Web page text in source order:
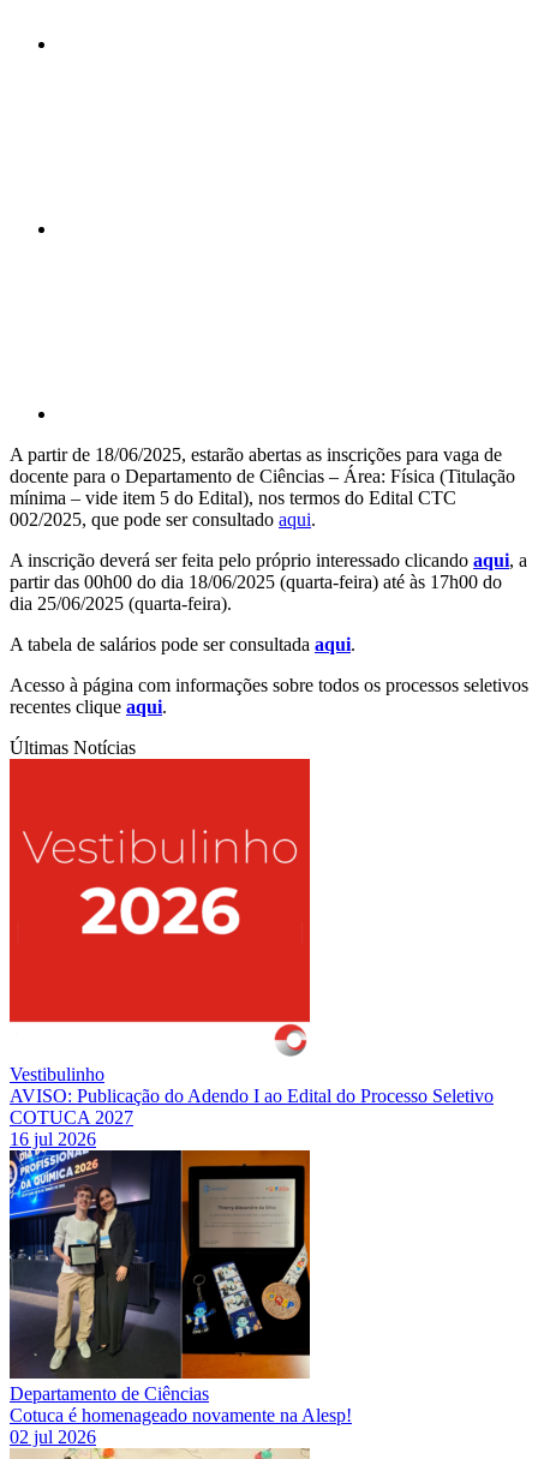
A partir de 18/06/2025, estarão abertas as inscrições para vaga de
docente para o Departamento de Ciências – Área: Física (Titulação
mínima – vide item 5 do Edital), nos termos do Edital CTC
002/2025, que pode ser consultado aqui.
A inscrição deverá ser feita pelo próprio interessado clicando aqui, a
partir das 00h00 do dia 18/06/2025 (quarta-feira) até às 17h00 do
dia 25/06/2025 (quarta-feira).
A tabela de salários pode ser consultada aqui.
Acesso à página com informações sobre todos os processos seletivos
recentes clique aqui.
Últimas Notícias
Vestibulinho
AVISO: Publicação do Adendo I ao Edital do Processo Seletivo
COTUCA 2027
16 jul 2026
Departamento de Ciências
Cotuca é homenageado novamente na Alesp!
02 jul 2026